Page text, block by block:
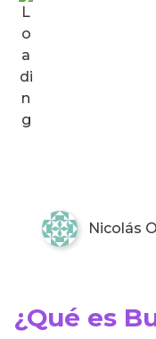
Nicolás
¿Qué es